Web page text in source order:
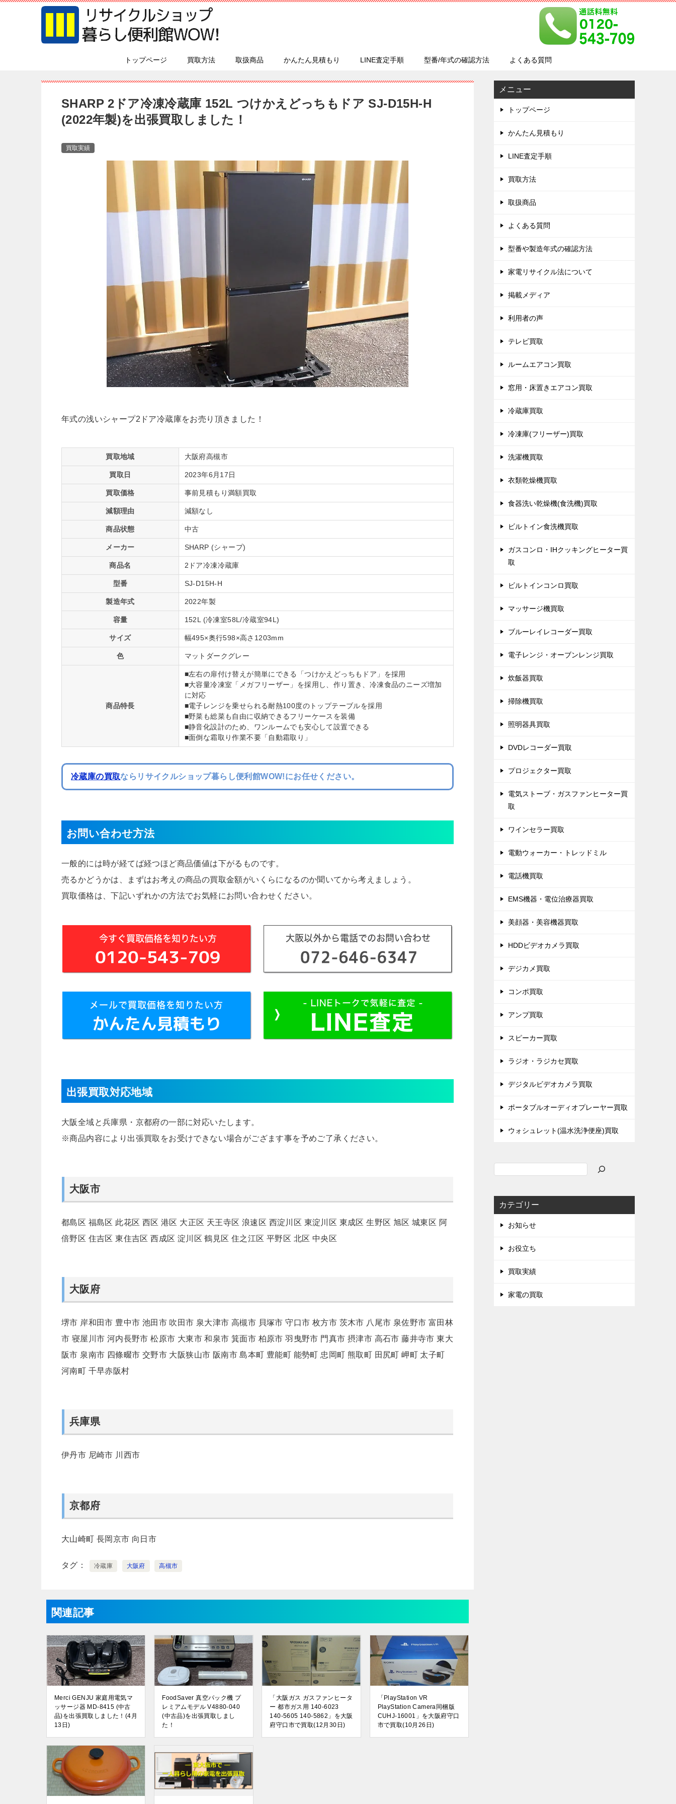
トップページ 買取方法 取扱商品 かんたん見積もり LINE査定手順 型番/年式の確認方法 よくある質問
SHARP 2ドア冷凍冷蔵庫 152L つけかえどっちもドア SJ-D15H-H
(2022年製)を出張買取しました！
買取実績
年式の浅いシャープ2ドア冷蔵庫をお売り頂きました！
買取地域 大阪府高槻市
買取日 2023年6月17日
買取価格 事前見積もり満額買取
減額理由 減額なし
商品状態 中古
メーカー SHARP (シャープ)
商品名 2ドア冷凍冷蔵庫
型番 SJ-D15H-H
製造年式 2022年製
容量 152L (冷凍室58L/冷蔵室94L)
サイズ 幅495×奥行598×高さ1203mm
色 マットダークグレー
商品特長
■左右の扉付け替えが簡単にできる「つけかえどっちもドア」を採用
■大容量冷凍室「メガフリーザー」を採用し、作り置き、冷凍食品のニーズ増加
に対応
■電子レンジを乗せられる耐熱100度のトップテーブルを採用
■野菜も総菜も自由に収納できるフリーケースを装備
■静音化設計のため、ワンルームでも安心して設置できる
■面倒な霜取り作業不要「自動霜取り」
冷蔵庫の買取ならリサイクルショップ暮らし便利館WOW!にお任せください。
お問い合わせ方法
一般的には時が経てば経つほど商品価値は下がるものです。
売るかどうかは、まずはお考えの商品の買取金額がいくらになるのか聞いてから考えましょう。
買取価格は、下記いずれかの方法でお気軽にお問い合わせください。
出張買取対応地域
大阪全域と兵庫県・京都府の一部に対応いたします。
※商品内容により出張買取をお受けできない場合がござます事を予めご了承ください。
大阪市
都島区 福島区 此花区 西区 港区 大正区 天王寺区 浪速区 西淀川区 東淀川区 東成区 生野区 旭区 城東区 阿
倍野区 住吉区 東住吉区 西成区 淀川区 鶴見区 住之江区 平野区 北区 中央区
大阪府
堺市 岸和田市 豊中市 池田市 吹田市 泉大津市 高槻市 貝塚市 守口市 枚方市 茨木市 八尾市 泉佐野市 富田林
市 寝屋川市 河内長野市 松原市 大東市 和泉市 箕面市 柏原市 羽曳野市 門真市 摂津市 高石市 藤井寺市 東大
阪市 泉南市 四條畷市 交野市 大阪狭山市 阪南市 島本町 豊能町 能勢町 忠岡町 熊取町 田尻町 岬町 太子町
河南町 千早赤阪村
兵庫県
伊丹市 尼崎市 川西市
京都府
大山崎町 長岡京市 向日市
タグ 冷蔵庫 大阪府 高槻市
関連記事
Merci GENJU 家庭用電気マ
ッサージ器 MD-8415 (中古
品)を出張買取しました！(4月
13日)
FoodSaver 真空パック機 プ
レミアムモデル V4880-040
(中古品)を出張買取しまし
た！
「大阪ガス ガスファンヒータ
ー 都市ガス用 140-6023
140-5605 140-5862」を大阪
府守口市で買取(12月30日)
「PlayStation VR
PlayStation Camera同梱版
CUHJ-16001」を大阪府守口
市で買取(10月26日)
メニュー
トップページ
かんたん見積もり
LINE査定手順
買取方法
取扱商品
よくある質問
型番や製造年式の確認方法
家電リサイクル法について
掲載メディア
利用者の声
テレビ買取
ルームエアコン買取
窓用・床置きエアコン買取
冷蔵庫買取
冷凍庫(フリーザー)買取
洗濯機買取
衣類乾燥機買取
食器洗い乾燥機(食洗機)買取
ビルトイン食洗機買取
ガスコンロ・IHクッキングヒーター買
取
ビルトインコンロ買取
マッサージ機買取
ブルーレイレコーダー買取
電子レンジ・オーブンレンジ買取
炊飯器買取
掃除機買取
照明器具買取
DVDレコーダー買取
プロジェクター買取
電気ストーブ・ガスファンヒーター買
取
ワインセラー買取
電動ウォーカー・トレッドミル
電話機買取
EMS機器・電位治療器買取
美顔器・美容機器買取
HDDビデオカメラ買取
デジカメ買取
コンポ買取
アンプ買取
スピーカー買取
ラジオ・ラジカセ買取
デジタルビデオカメラ買取
ポータブルオーディオプレーヤー買取
ウォシュレット(温水洗浄便座)買取
カテゴリー
お知らせ
お役立ち
買取実績
家電の買取